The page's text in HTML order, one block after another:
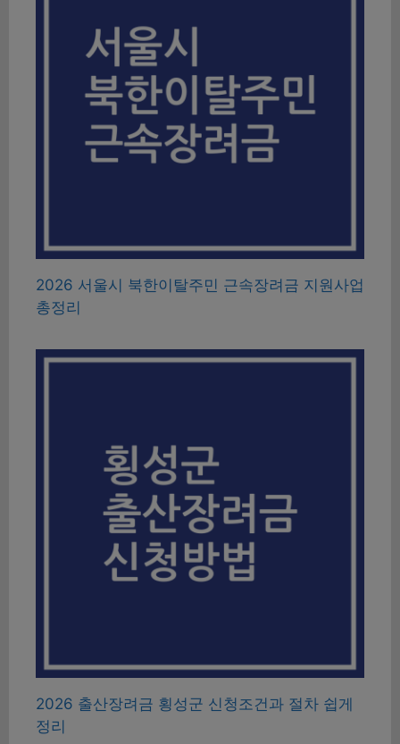
2026 서울시 북한이탈주민 근속장려금 지원사업
총정리
2026 출산장려금 횡성군 신청조건과 절차 쉽게
정리